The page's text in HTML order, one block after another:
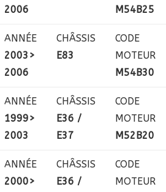
2006
M54B25
ANNÉE
2003>
2006
CHÂSSIS
E83
CODE
MOTEUR
M54B30
ANNÉE
1999>
2003
CHÂSSIS
E36 /
E37
CODE
MOTEUR
M52B20
ANNÉE
2000>
CHÂSSIS
E36 /
CODE
MOTEUR